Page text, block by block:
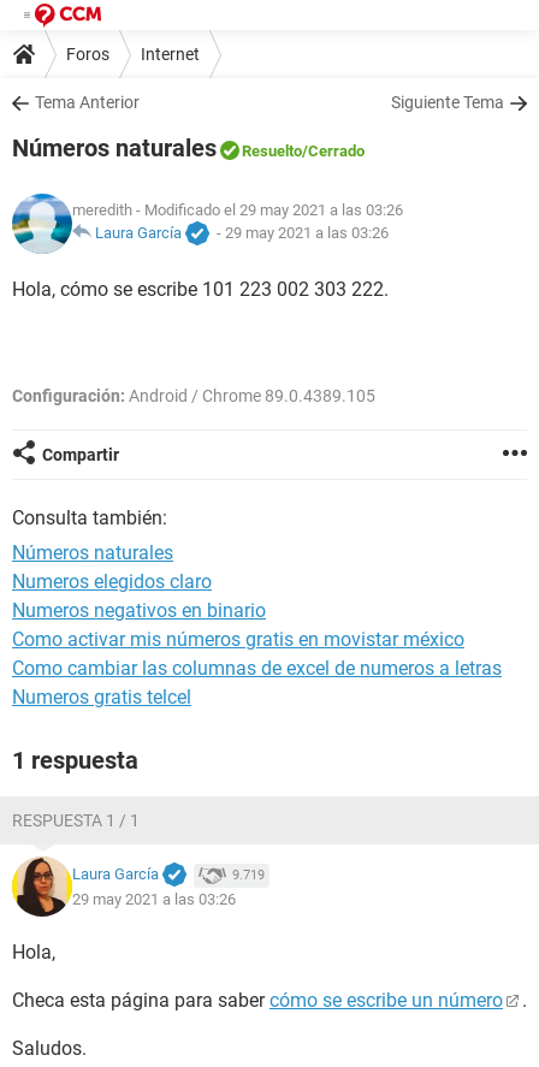
Foros Internet
Tema Anterior Siguiente Tema
Números naturales Resuelto/Cerrado
meredith - Modificado el 29 may 2021 a las 03:26
Laura García
- 29 may 2021 a las 03:26
Hola, cómo se escribe 101 223 002 303 222.
Configuración: Android / Chrome 89.0.4389.105
Compartir
Consulta también:
Números naturales
Numeros elegidos claro
Numeros negativos en binario
Como activar mis números gratis en movistar méxico
Como cambiar las columnas de excel de numeros a letras
Numeros gratis telcel
1 respuesta
RESPUESTA 1 / 1
Laura García 9.719
29 may 2021 a las 03:26
Hola,
Checa esta página para sabercómo se escribe un número .
Saludos.